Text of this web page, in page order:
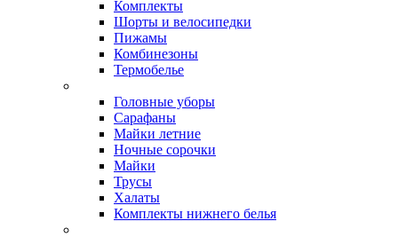
Комплекты
Шорты и велосипедки
Пижамы
Комбинезоны
Термобелье
Головные уборы
Сарафаны
Майки летние
Ночные сорочки
Майки
Трусы
Халаты
Комплекты нижнего белья